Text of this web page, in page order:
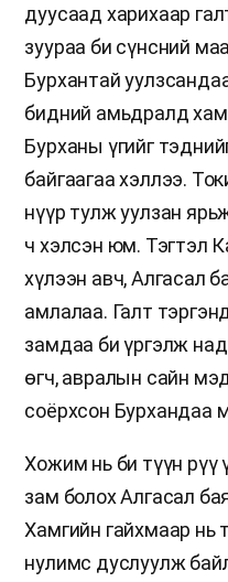
дуусаад харихаар
зуураа би сүнсний
Бурхантай
бидний амьдралд
Бурханы үгийг
байгаагаа хэллээ.
нүүр тулж уулзан
ч хэлсэн юм. Тэгтэл
хүлээн авч, Алгасал
амлалаа. Галт
замдаа би үргэлж
өгч, авралын сайн
соёрхсон Бурхандаа
Хожим нь би түүн рүү
зам болох Алгасал
Хамгийн гайхмаар нь
нулимс дуслуулж